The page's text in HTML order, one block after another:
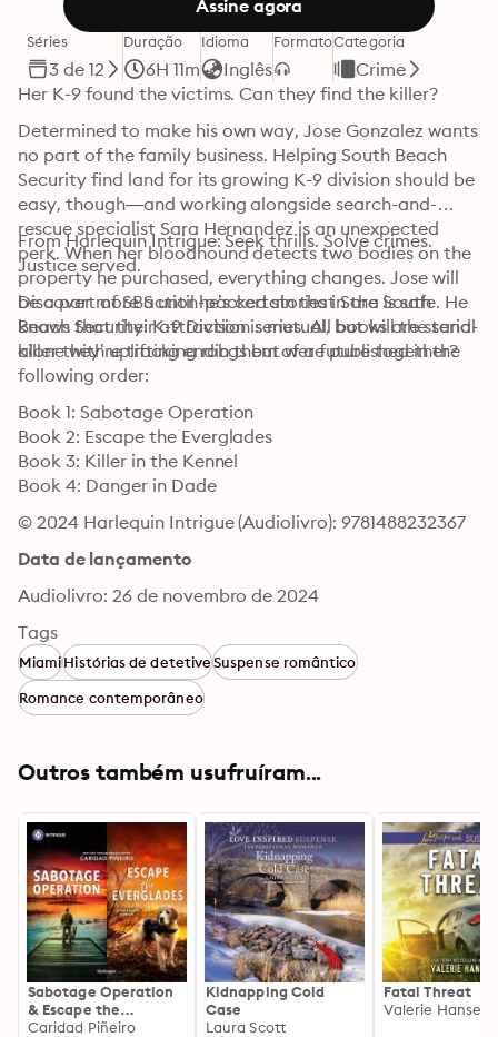
Assine agora
Séries
3 de 12
Duração
6H 11m
Idioma
Inglês
FormatoCategoria
Crime
Her K-9 found the victims. Can they find the killer?
Determined to make his own way, Jose Gonzalez wants
no part of the family business. Helping South Beach
Security find land for its growing K-9 division should be
easy, though—and working alongside search-and-
rescue specialist Sara Hernandez is an unexpected
perk. When her bloodhound detects two bodies on the
property he purchased, everything changes. Jose will
be a part of SBS until he’s certain that Sara is safe. He
knows that their attraction is mutual, but will the serial
killer they’re tracking rob them of a future together?
From Harlequin Intrigue: Seek thrills. Solve crimes.
Justice served.
Discover more action-packed stories in the South
Beach Security: K-9 Division series. All books are stand-
alone with uplifting endings but were published in the
Book 1: Sabotage Operation
Book 2: Escape the Everglades
Book 3: Killer in the Kennel
Book 4: Danger in Dade
© 2024 Harlequin Intrigue (Audiolivro): 9781488232367
Data de lançamento
Audiolivro: 26 de novembro de 2024
Tags
MiamiHistórias de detetiveSuspense romântico
Romance contemporâneo
Outros também usufruíram...
Sabotage Operation
& Escape the
Everglades
Caridad Piñeiro
Kidnapping Cold
Case
Laura Scott
Fatal Threat
Valerie Hansen